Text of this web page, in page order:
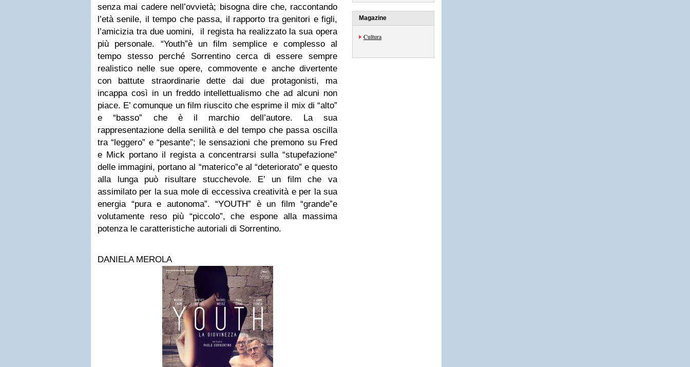
senza mai cadere nell’ovvietà; bisogna dire che, raccontando
l’età senile, il tempo che passa, il rapporto tra genitori e figli,
l’amicizia tra due uomini, il regista ha realizzato la sua opera
più personale. “Youth”è un film semplice e complesso al
tempo stesso perché Sorrentino cerca di essere sempre
realistico nelle sue opere, commovente e anche divertente
con battute straordinarie dette dai due protagonisti, ma
incappa così in un freddo intellettualismo che ad alcuni non
piace. E’ comunque un film riuscito che esprime il mix di “alto”
e “basso” che è il marchio dell’autore. La sua
rappresentazione della senilità e del tempo che passa oscilla
tra “leggero” e “pesante”; le sensazioni che premono su Fred
e Mick portano il regista a concentrarsi sulla “stupefazione”
delle immagini, portano al “materico”e al “deteriorato” e questo
alla lunga può risultare stucchevole. E’ un film che va
assimilato per la sua mole di eccessiva creatività e per la sua
energia “pura e autonoma”. “YOUTH” è un film “grande”e
volutamente reso più “piccolo”, che espone alla massima
potenza le caratteristiche autoriali di Sorrentino.
DANIELA MEROLA
Magazine
Cultura